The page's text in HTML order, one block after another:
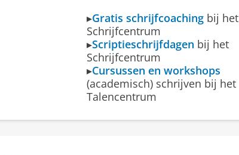
▸Gratis schrijfcoaching bij het
Schrijfcentrum
▸Scriptieschrijfdagen bij het
Schrijfcentrum
▸Cursussen en workshops
(academisch) schrijven bij het
Talencentrum